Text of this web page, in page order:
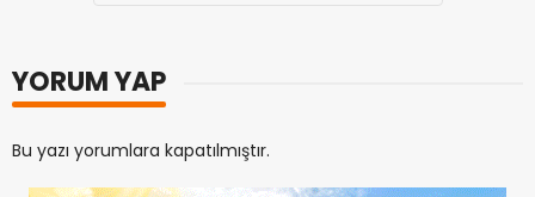
YORUM YAP
Bu yazı yorumlara kapatılmıştır.